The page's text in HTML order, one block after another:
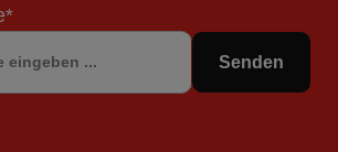
Senden